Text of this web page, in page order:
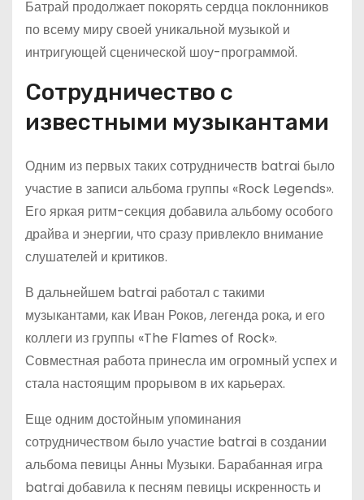
Батрай продолжает покорять сердца поклонников
по всему миру своей уникальной музыкой и
интригующей сценической шоу-программой.
Сотрудничество с
известными музыкантами
Одним из первых таких сотрудничеств batrai было
участие в записи альбома группы «Rock Legends».
Его яркая ритм-секция добавила альбому особого
драйва и энергии, что сразу привлекло внимание
слушателей и критиков.
В дальнейшем batrai работал с такими
музыкантами, как Иван Роков, легенда рока, и его
коллеги из группы «The Flames of Rock».
Совместная работа принесла им огромный успех и
стала настоящим прорывом в их карьерах.
Еще одним достойным упоминания
сотрудничеством было участие batrai в создании
альбома певицы Анны Музыки. Барабанная игра
batrai добавила к песням певицы искренность и